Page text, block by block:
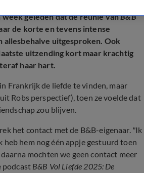
geleden dat de reünie vanB&B
de korte en tevens intense
uitgesproken. Ook
uitzending kort maar krachtig
haar hart.
Frankrijk de liefde te vinden, maar
Robs perspectief), toen ze voelde dat
zou blijven.
het contact met de B&B-eigenaar. "Ik
heb hem nog één appje gestuurd toen
mochten we geen contact meer
podcast B&B Vol Liefde 2025: De